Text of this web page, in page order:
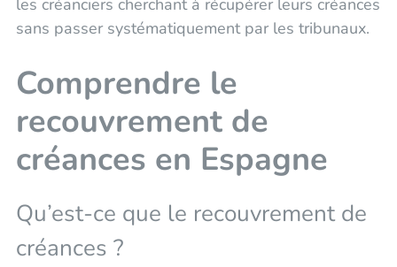
les créanciers cherchant à récupérer leurs créances
sans passer systématiquement par les tribunaux.
Comprendre le
recouvrement de
créances en Espagne
Qu’est-ce que le recouvrement de
créances ?